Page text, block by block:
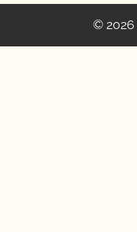
© 2026